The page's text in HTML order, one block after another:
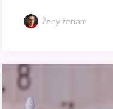
Ženy ženám